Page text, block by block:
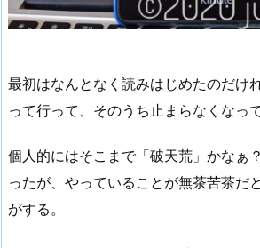
最初はなんとなく読みはじめたのだけ
って行って、そのうち止まらなくなっ
個人的にはそこまで「破天荒」かなぁ
ったが、やっていることが無茶苦茶だ
がする。